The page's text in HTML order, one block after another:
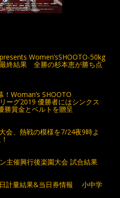
Women’sSHOOTO-50kg
終結果 全勝の杉本恵が勝ち点
Woman’s SHOOTO
ーグ2019 優勝者にはシンクス
勝賞金とベルトを贈呈
会、熱戦の模様を7/24夜9時よ
主催興行後楽園大会 試合結果
計量結果&当日券情報 小中学